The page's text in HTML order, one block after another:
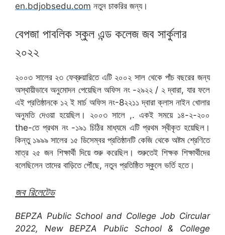
en.bdjobsedu.com নতুন চাকরির জন্য।
বেপজা পাবলিক স্কুল এন্ড কলেজ জব সার্কুলার
২০২২
২০০৩ সালের ২৩ ফেব্রুয়ারিতে এটি ২০০২ সাল থেকে পাঁচ বছরের জন্য
অস্থায়ীভাবে অনুমোদন পেয়েছিল অফিস নং -২৯২২ / ২ দ্বারা, যার ফলে
এই প্রতিষ্ঠানকে ১২ ই মার্চ অফিস নং-8২২১১ দ্বারা ক্লাস নাইন খোলার
অনুমতি দেওয়া হয়েছিল। ২০০৩ সালে ,. একই সময়ে ১৪-২-২০০
the-তে প্রথম নং -১৯১ চিঠির মাধ্যমে এটি প্রথম স্বীকৃত হয়েছিল।
কিন্তু ১৯৯৯ সালের ১৫ ডিসেম্বর প্রতিষ্ঠানটি কেজি থেকে অষ্টম শ্রেণিতে
মাত্র ২৫ জন শিক্ষার্থী দিয়ে শুরু করেছিল। শুরুতেই শিক্ষক শিক্ষার্থীদের
বলেছিলেন তাদের বাড়িতে পৌঁছে, নতুন প্রতিষ্ঠিত স্কুলে ভর্তি হতে।
জব রিলেটেড
BEPZA Public School and College Job Circular
2022, New BEPZA Public School & College